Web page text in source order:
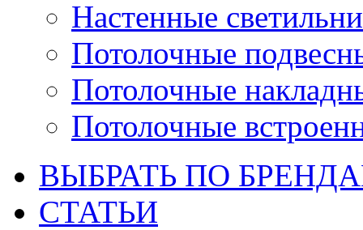
Настенные
Потолочные
Потолочные
Потолочные
ВЫБРАТЬ ПО
СТАТЬИ